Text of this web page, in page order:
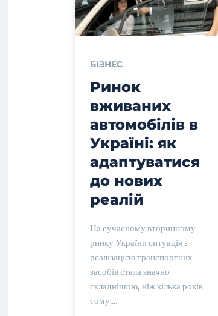
БІЗНЕС
Ринок
вживаних
автомобілів в
Україні: як
адаптуватися
до нових
реалій
На сучасному вторинному
ринку України ситуація з
реалізацією транспортних
засобів стала значно
складнішою, ніж кілька років
тому....